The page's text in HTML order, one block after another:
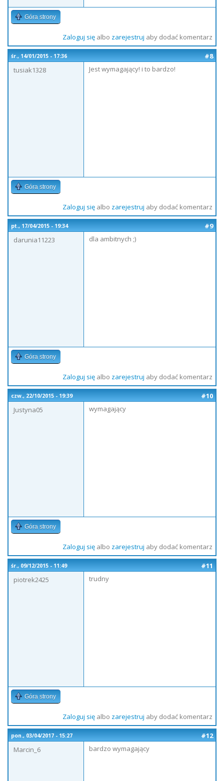
Góra strony
Zaloguj sięalbo zarejestruj aby dodać komentarz
śr., 14/01/2015 - 17:36
#8
tusiak1328
Jest wymagający! i to bardzo!
Góra strony
Zaloguj sięalbo zarejestruj aby dodać komentarz
pt., 17/04/2015 - 19:34
#9
darunia11223
dla ambitnych ;)
Góra strony
Zaloguj sięalbo zarejestruj aby dodać komentarz
czw., 22/10/2015 - 19:39
#10
Justyna05
wymagający
Góra strony
Zaloguj sięalbo zarejestruj aby dodać komentarz
śr., 09/12/2015 - 11:49
#11
piotrek2425
trudny
Góra strony
Zaloguj sięalbo zarejestruj aby dodać komentarz
pon., 03/04/2017 - 15:27
#12
Marcin_6
bardzo wymagający